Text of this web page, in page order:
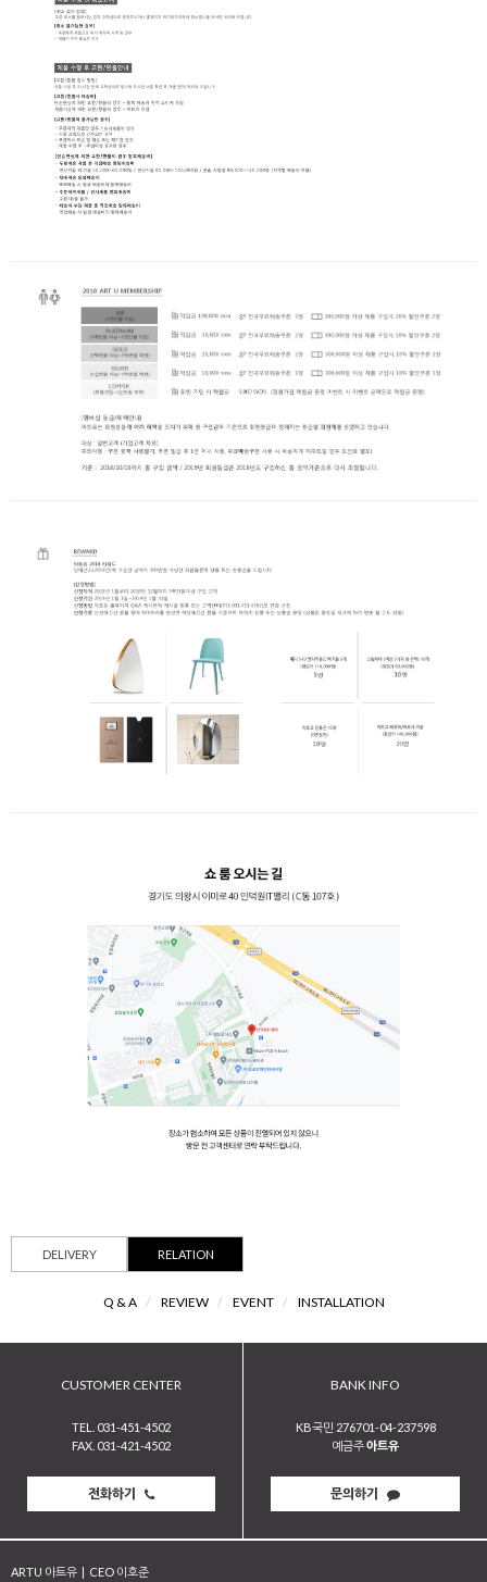
DELIVERY RELATION
Q & A / REVIEW / EVENT / INSTALLATION
CUSTOMER CENTER
TEL. 031-451-4502
FAX. 031-421-4502
전화하기
BANK INFO
KB국민 276701-04-237598
예금주아트유
문의하기
ARTU 아트유 CEO 이호준